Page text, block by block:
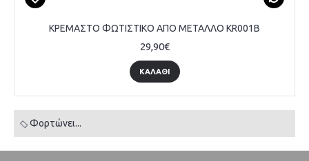
ΚΡΕΜΑΣΤΟ ΦΩΤΙΣΤΙΚΟ ΑΠΟ ΜΕΤΑΛΛΟ KR001B
29,90€
ΚΑΛΆΘΙ
Φορτώνει...